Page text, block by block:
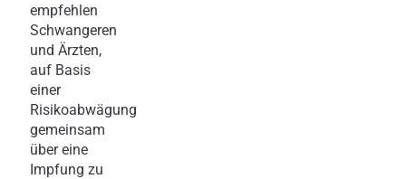
empfehlen
Schwangeren
und Ärzten,
auf Basis
einer
Risikoabwägung
gemeinsam
über eine
Impfung zu